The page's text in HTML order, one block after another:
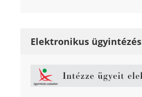
Elektronikus ügyintézés